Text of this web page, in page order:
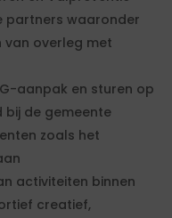
partners waaronder
van overleg met
aanpak en sturen op
bij de gemeente
zoals het
activiteiten binnen
creatief,